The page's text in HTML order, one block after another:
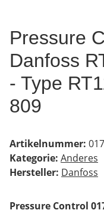
Pressure
Danfoss
- Type
809
Artikelnummer:
Kategorie: Anderes
Hersteller: Danfoss
Pressure Control